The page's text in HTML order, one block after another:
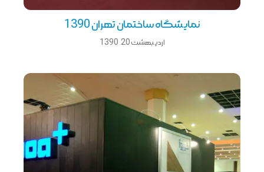
نمایشگاه ساختمان تهران 1390
اردیبهشت 20, 1390